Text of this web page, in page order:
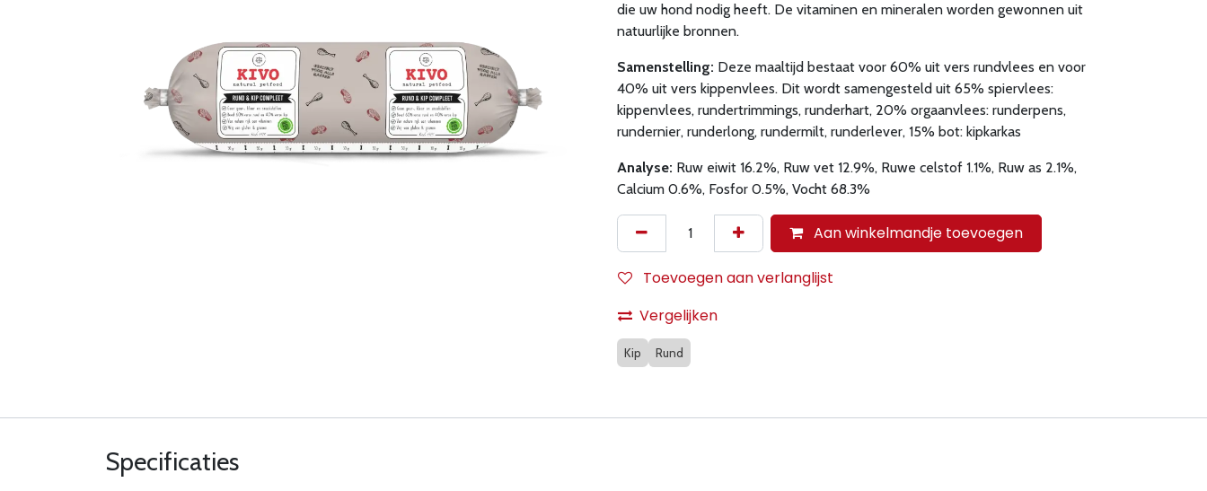
die uw hond nodig heeft. De vitaminen en mineralen worden gewonnen uit
natuurlijke bronnen.
Samenstelling: Deze maaltijd bestaat voor 60% uit vers rundvlees en voor
40% uit vers kippenvlees. Dit wordt samengesteld uit 65% spiervlees:
kippenvlees, rundertrimmings, runderhart, 20% orgaanvlees: runderpens,
rundernier, runderlong, rundermilt, runderlever, 15% bot: kipkarkas
Analyse: Ruw eiwit 16.2%, Ruw vet 12.9%, Ruwe celstof 1.1%, Ruw as 2.1%,
Calcium 0.6%, Fosfor 0.5%, Vocht 68.3%
Aan winkelmandje toevoegen
Toevoegen aan verlanglijst
Vergelijken
Kip Rund
Specificaties